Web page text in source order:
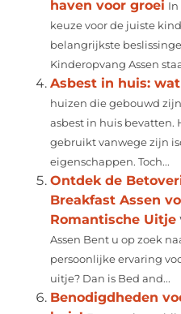
haven voor groei In
keuze voor de juiste
belangrijkste
Kinderopvang Assen
Asbest in huis:
huizen die gebouwd
asbest in huis bevatten.
gebruikt vanwege zijn
eigenschappen. Toch...
Ontdek de
Breakfast Assen
Romantische Uitje
Assen Bent u op zoek
persoonlijke ervaring
uitje? Dan is Bed and...
Benodigdheden